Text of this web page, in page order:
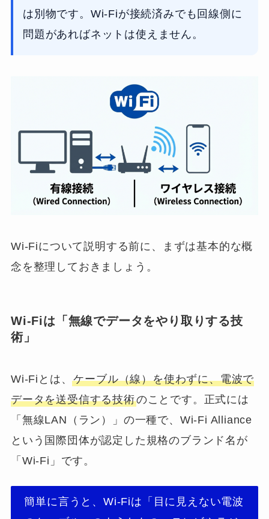
は別物です。Wi-Fiが接続済みでも回線側に
問題があればネットは使えません。
Wi-Fiについて説明する前に、まずは基本的な概
念を整理しておきましょう。
Wi-Fiは「無線でデータをやり取りする技
術」
Wi-Fiとは、ケーブル（線）を使わずに、電波で
データを送受信する技術のことです。正式には
「無線LAN（ラン）」の一種で、Wi-Fi Alliance
という国際団体が認定した規格のブランド名が
「Wi-Fi」です。
簡単に言うと、Wi-Fiは「目に見えない電波